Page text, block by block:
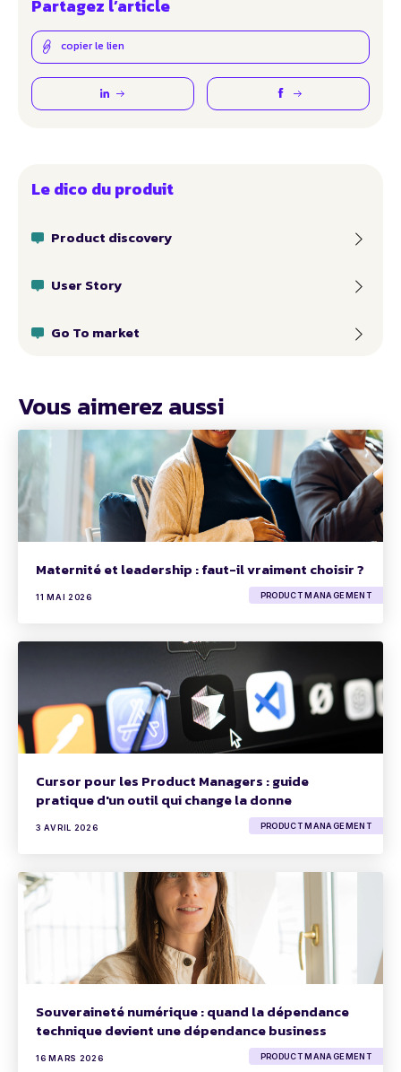
Partagez l’article
copier le lien
Le dico du produit
Product discovery
User Story
Go To market
Vous aimerez aussi
Maternité et leadership : faut-il vraiment choisir ?
11 MAI 2026 PRODUCT MANAGEMENT
Cursor pour les Product Managers : guide
pratique d'un outil qui change la donne
3 AVRIL 2026 PRODUCT MANAGEMENT
Souveraineté numérique : quand la dépendance
technique devient une dépendance business
16 MARS 2026 PRODUCT MANAGEMENT